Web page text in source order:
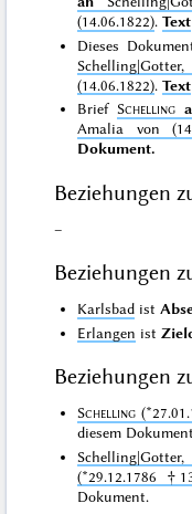
(14.06.1822).Text
Dieses
(14.06.1822).Text
BriefSchelling
Amalia von
Dokument.
Beziehungen
–
Beziehungen
Karlsbad ist
Erlangen ist
Beziehungen
Schelling
diesem
(*29.12.1786
Dokument.